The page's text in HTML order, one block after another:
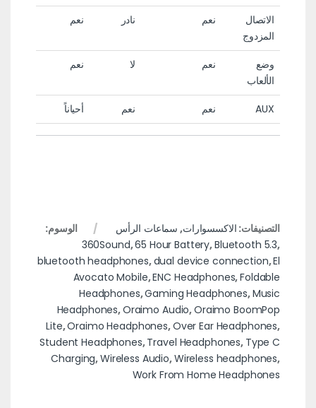
الاتصال
المزدوج
نعم نادر نعم
وضع
الألعاب
نعم لا نعم
AUX نعم نعم أحياناً
التصنيفات: الاكسسوارات, سماعات الرأس
الوسوم:
360Sound,65 Hour Battery,Bluetooth 5.3,
bluetooth headphones,dual device connection,El
Avocato Mobile,ENC Headphones,Foldable
Headphones,Gaming Headphones,Music
Headphones,Oraimo Audio,Oraimo BoomPop
Lite,Oraimo Headphones,Over Ear Headphones,
Student Headphones,Travel Headphones, Type C
Charging,Wireless Audio,Wireless headphones,
Work From Home Headphones